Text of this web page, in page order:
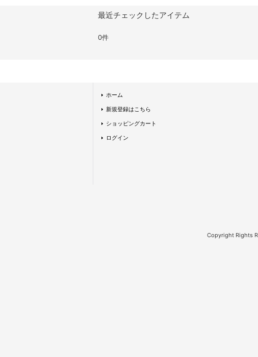
最近チェックしたアイテム
0件
ホーム
新規登録はこちら
ショッピングカート
ログイン
Copyright Rights